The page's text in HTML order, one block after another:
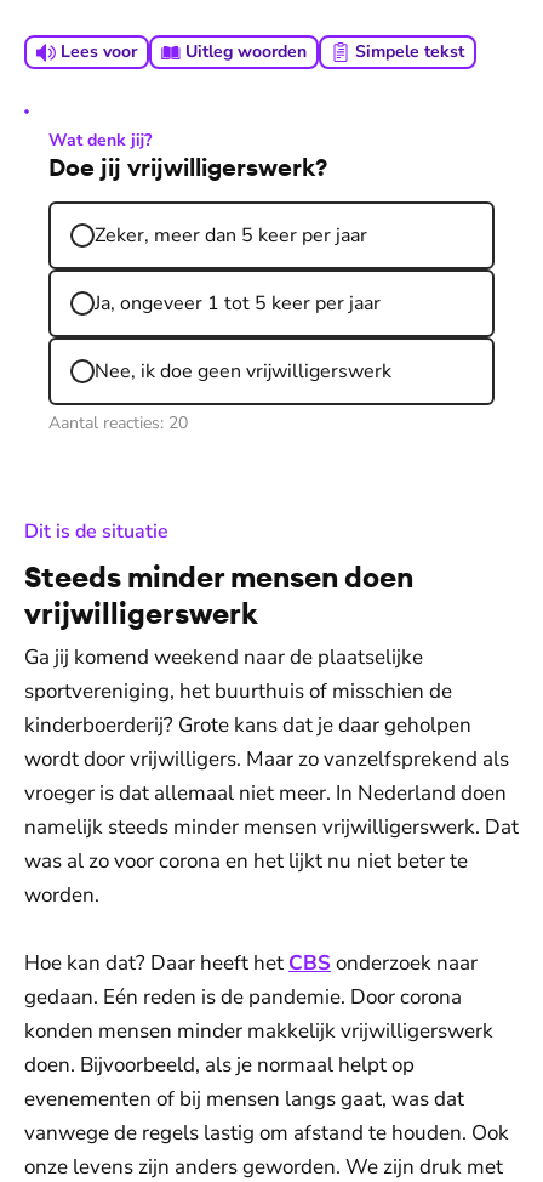
Lees voor Uitleg woorden Simpele tekst
Wat denk jij?
Doe jij vrijwilligerswerk?
Zeker, meer dan 5 keer per jaar
Ja, ongeveer 1 tot 5 keer per jaar
Nee, ik doe geen vrijwilligerswerk
Aantal reacties: 20
Dit is de situatie
Steeds minder mensen doen
vrijwilligerswerk
Ga jij komend weekend naar de plaatselijke
sportvereniging, het buurthuis of misschien de
kinderboerderij? Grote kans dat je daar geholpen
wordt door vrijwilligers. Maar zo vanzelfsprekend als
vroeger is dat allemaal niet meer. In Nederland doen
namelijk steeds minder mensen vrijwilligerswerk. Dat
was al zo voor corona en het lijkt nu niet beter te
worden.
Hoe kan dat? Daar heeft het CBSonderzoek naar
gedaan. Eén reden is de pandemie. Door corona
konden mensen minder makkelijk vrijwilligerswerk
doen. Bijvoorbeeld, als je normaal helpt op
evenementen of bij mensen langs gaat, was dat
vanwege de regels lastig om afstand te houden. Ook
onze levens zijn anders geworden. We zijn druk met